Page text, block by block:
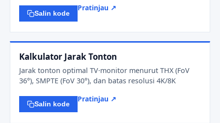
Salin kode
Pratinjau ↗
Kalkulator Jarak Tonton
Jarak tonton optimal TV·monitor menurut THX (FoV
36°), SMPTE (FoV 30°), dan batas resolusi 4K/8K
Salin kode
Pratinjau ↗